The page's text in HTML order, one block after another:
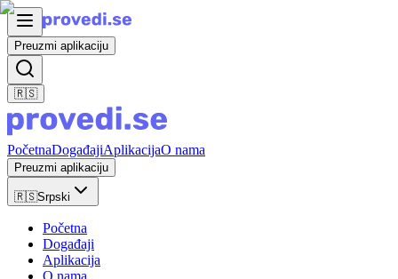
Preuzmi aplikaciju
🇷🇸
PočetnaDogađajiAplikacijaO nama
Preuzmi aplikaciju
🇷🇸Srpski
Početna
Događaji
Aplikacija
O nama